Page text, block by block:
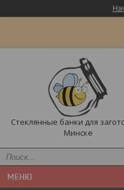
Стеклянные банки для
Минске